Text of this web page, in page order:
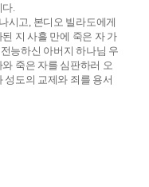
.
시고, 본디오 빌라도에게
지 사흘 만에 죽은 자 가
능하신 아버지 하나님 우
죽은 자를 심판하러 오
성도의 교제와 죄를 용서